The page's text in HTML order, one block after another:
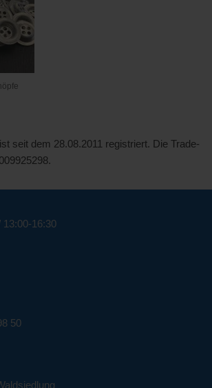
seit dem 28.08.2011 registriert. Die Trade-
13:00-16:30
50